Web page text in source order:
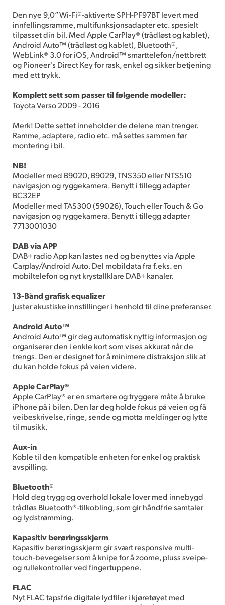
Den nye 9,0” Wi-Fi®-aktiverte SPH-PF97BT levert med
innfellingsramme, multifunksjonsadapter etc. spesielt
tilpasset din bil. Med Apple CarPlay® (trådløst og kablet),
Android Auto™ (trådløst og kablet), Bluetooth®,
WebLink® 3.0 for iOS, Android™ smarttelefon/nettbrett
og Pioneer's Direct Key for rask, enkel og sikker betjening
med ett trykk.
Komplett sett som passer til følgende modeller:
Toyota Verso 2009 - 2016
Merk! Dette settet inneholder de delene man trenger.
Ramme, adaptere, radio etc. må settes sammen før
montering i bil.
NB!
Modeller med B9020, B9029, TNS350 eller NTS510
navigasjon og ryggekamera. Benytt i tillegg adapter
BC32EP
Modeller med TAS300 (59026), Touch eller Touch & Go
navigasjon og ryggekamera. Benytt i tillegg adapter
7713001030
DAB via APP
DAB+ radio App kan lastes ned og benyttes via Apple
Carplay/Android Auto. Del mobildata fra f.eks. en
mobiltelefon og nyt krystallklare DAB+ kanaler.
13-Bånd grafisk equalizer
Juster akustiske innstillinger i henhold til dine preferanser.
Android Auto™
Android Auto™ gir deg automatisk nyttig informasjon og
organiserer den i enkle kort som vises akkurat når de
trengs. Den er designet for å minimere distraksjon slik at
du kan holde fokus på veien videre.
Apple CarPlay®
Apple CarPlay® er en smartere og tryggere måte å bruke
iPhone på i bilen. Den lar deg holde fokus på veien og få
veibeskrivelse, ringe, sende og motta meldinger og lytte
til musikk.
Aux-in
Koble til den kompatible enheten for enkel og praktisk
avspilling.
Bluetooth®
Hold deg trygg og overhold lokale lover med innebygd
trådløs Bluetooth®-tilkobling, som gir håndfrie samtaler
og lydstrømming.
Kapasitiv berøringsskjerm
Kapasitiv berøringsskjerm gir svært responsive multi-
touch-bevegelser som å knipe for å zoome, pluss sveipe-
og rullekontroller ved fingertuppene.
FLAC
Nyt FLAC tapsfrie digitale lydfiler i kjøretøyet med